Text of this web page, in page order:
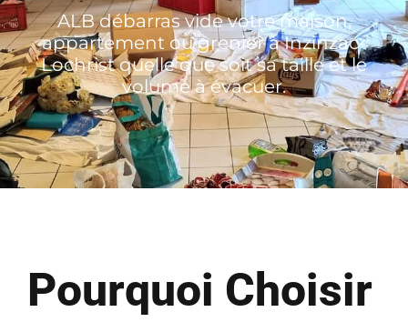
ALB débarras vide votre maison,
appartement ou grenier à Inzinzac-
Lochrist quelle que soit sa taille et le
volume à évacuer.
Pourquoi Choisir